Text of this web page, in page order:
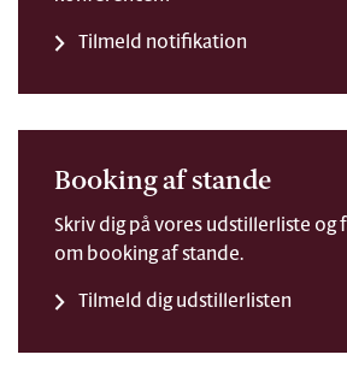
Tilmeld notifikation
Booking af stande
Skriv dig på vores udstillerliste og
om booking af stande.
Tilmeld dig udstillerlisten